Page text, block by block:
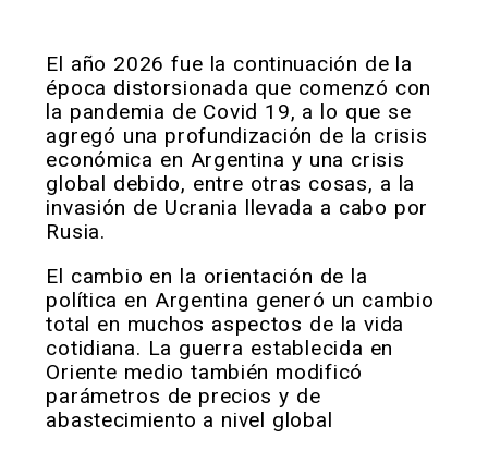
El año 2026 fue la continuación de la
época distorsionada que comenzó con
la pandemia de Covid 19, a lo que se
agregó una profundización de la crisis
económica en Argentina y una crisis
global debido, entre otras cosas, a la
invasión de Ucrania llevada a cabo por
Rusia.
El cambio en la orientación de la
política en Argentina generó un cambio
total en muchos aspectos de la vida
cotidiana. La guerra establecida en
Oriente medio también modificó
parámetros de precios y de
abastecimiento a nivel global